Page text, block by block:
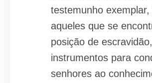
testemunho
aqueles que se
posição de
instrumentos para
senhores ao